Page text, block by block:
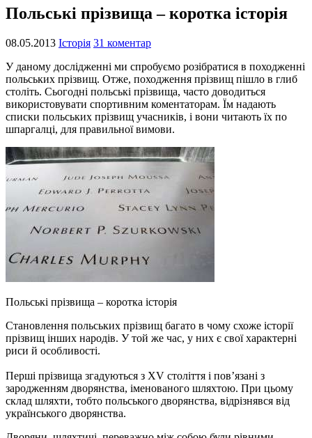
Польські прізвища – коротка історія
08.05.2013 Історія 31 коментар
У даному дослідженні ми спробуємо розібратися в походженні
польських прізвищ. Отже, походження прізвищ пішло в глиб
століть. Сьогодні польські прізвища, часто доводиться
використовувати спортивним коментаторам. Їм надають
списки польських прізвищ учасників, і вони читають їх по
шпаргалці, для правильної вимови.
Польські прізвища – коротка історія
Становлення польських прізвищ багато в чому схоже історії
прізвищ інших народів. У той же час, у них є свої характерні
риси й особливості.
Перші прізвища згадуються з XV століття і пов’язані з
зародженням дворянства, іменованого шляхтою. При цьому
склад шляхти, тобто польського дворянства, відрізнявся від
українського дворянства.